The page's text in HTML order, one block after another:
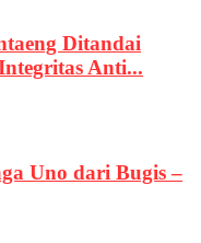
Ditandai
Anti...
Uno dari Bugis –